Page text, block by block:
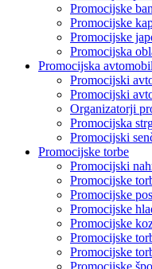
Promocijske
Promocijske
Promocijske
Promocijska
Promocijska
Promocijski
Promocijski
Organizatorji
Promocijska
Promocijski
Promocijske torbe
Promocijski
Promocijske
Promocijske
Promocijske
Promocijske
Promocijske
Promocijske
Promocijske